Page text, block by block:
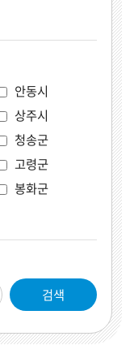
안동시
상주시
청송군
고령군
봉화군
검색